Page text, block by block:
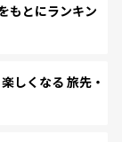
もとにランキン
しくなる 旅先・